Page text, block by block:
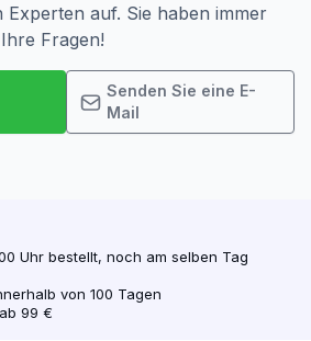
Experten auf. Sie haben immer
Fragen!
Senden Sie eine E-
Mail
Uhr bestellt, noch am selben Tag
von 100 Tagen
99 €